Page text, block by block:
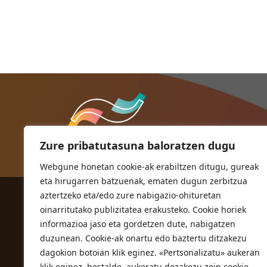
Zure pribatutasuna baloratzen dugu
Webgune honetan cookie-ak erabiltzen ditugu, gureak
eta hirugarren batzuenak, ematen dugun zerbitzua
aztertzeko eta/edo zure nabigazio-ohituretan
oinarritutako publizitatea erakusteko. Cookie horiek
informazioa jaso eta gordetzen dute, nabigatzen
duzunean. Cookie-ak onartu edo baztertu ditzakezu
dagokion botoian klik eginez. «Pertsonalizatu» aukeran
ORIOKO UDALA
Herriko plaza,1
20810 Orio (Gipuzkoa)
T. 943 83 03 46